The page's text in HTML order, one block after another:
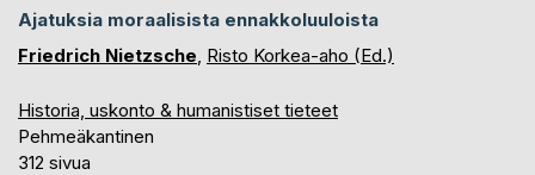
Ajatuksia moraalisista ennakkoluuloista
Friedrich Nietzsche Risto Korkea-aho (Ed.)
Historia, uskonto & humanistiset tieteet
Pehmeäkantinen
312 sivua